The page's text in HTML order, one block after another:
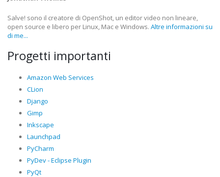
Salve! sono il creatore di OpenShot, un editor video non lineare,
open source e libero per Linux, Mac e Windows. Altre informazioni su
di me...
Progetti importanti
Amazon Web Services
CLion
Django
Gimp
Inkscape
Launchpad
PyCharm
PyDev - Eclipse Plugin
PyQt